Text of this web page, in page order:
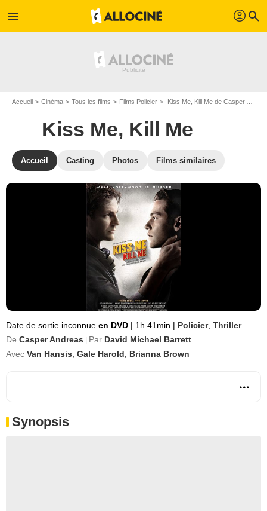
menu profil search
Accueil Cinéma Tous les films Films Policier Kiss Me, Kill Me de Casper Andreas
Kiss Me, Kill Me
Accueil Casting Photos Films similaires
Date de sortie inconnue en DVD | 1h 41min | Policier, Thriller
De Casper Andreas Par David Michael Barrett
Avec Van Hansis Gale Harold Brianna Brown
Synopsis